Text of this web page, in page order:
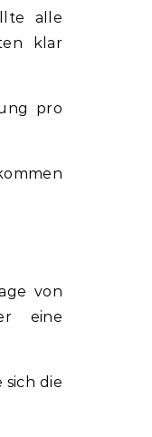
alle
klar
pro
von
eine
sich die